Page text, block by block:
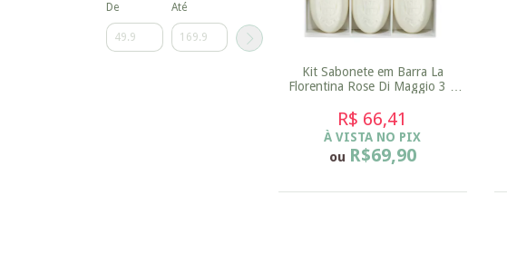
De Até
Kit Sabonete em Barra La
Florentina Rose Di Maggio 3 x
R$ 66,41
À VISTA NO PIX
ou R$69,90